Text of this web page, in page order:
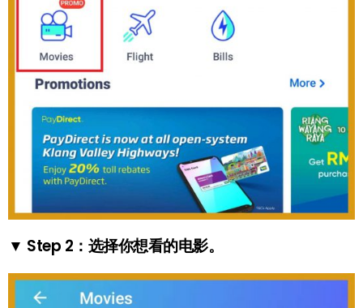
▼ Step 2：选择你想看的电影。